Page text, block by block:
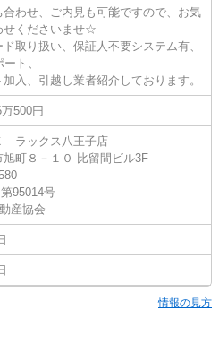
わせ、ご内見も可能ですので、お気
せくださいませ☆
取り扱い、保証人不要システム有、
ト、
入、引越し業者紹介しております。
500円
ラックス八王子店
町８－１０ 比留間ビル3F
95014号
産協会
情報の見方